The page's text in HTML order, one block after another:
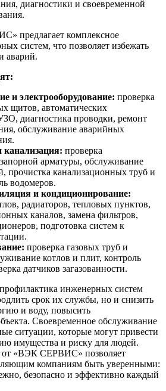
диагностики и своевременной
предлагает комплексное
систем, что позволяет избежать
аварий.
и электрооборудование: проверка
щитов, автоматических
диагностика проводки, ремонт
обслуживание аварийных
канализация: проверка
арматуры, обслуживание
прочистка канализационных труб и
водомеров.
и кондиционирование:
радиаторов, тепловых пунктов,
каналов, замена фильтров,
подготовка систем к
проверка газовых труб и
котлов и плит, контроль
датчиков загазованности.
инженерных систем
срок их службы, но и снизить
и воду, повысить
Своевременное обслуживание
ситуации, которые могут привести
имущества и риску для людей.
от «ВЭК СЕРВИС» позволяет
компаниям быть уверенными:
безопасно и эффективно каждый